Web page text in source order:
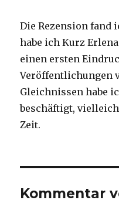
Die Rezension fand
habe ich Kurz
einen ersten
Veröffentlichungen
Gleichnissen habe
beschäftigt,
Zeit.
Kommentar